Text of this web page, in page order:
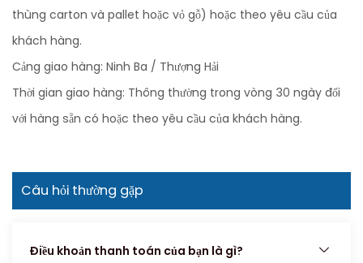
thùng carton và pallet hoặc vỏ gỗ) hoặc theo yêu cầu của
khách hàng.
Cảng giao hàng: Ninh Ba / Thượng Hải
Thời gian giao hàng: Thông thường trong vòng 30 ngày đối
với hàng sẵn có hoặc theo yêu cầu của khách hàng.
Câu hỏi thường gặp
Điều khoản thanh toán của bạn là gì?